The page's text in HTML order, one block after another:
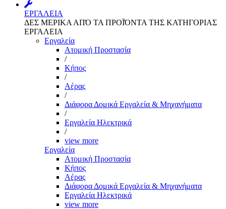
ΕΡΓΑΛΕΙΑ
ΔΕΣ ΜΕΡΙΚΑ ΑΠΌ ΤΑ ΠΡΟΪΌΝΤΑ ΤΗΣ ΚΑΤΗΓΟΡΙΑΣ
ΕΡΓΑΛΕΙΑ
Εργαλεία
Aτομική Προστασία
/
Kήπος
/
Αέρας
/
Διάφορα Δομικά Εργαλεία & Μηχανήματα
/
Εργαλεία Ηλεκτρικά
/
view more
Εργαλεία
Aτομική Προστασία
Kήπος
Αέρας
Διάφορα Δομικά Εργαλεία & Μηχανήματα
Εργαλεία Ηλεκτρικά
view more